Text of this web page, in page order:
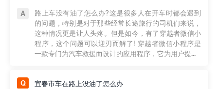
路上车没有油了怎么办?这是很多人在开车时都会遇到
的问题，特别是对于那些经常长途旅行的司机们来说，
这种情况更是让人头疼。但是如今，有了穿越者微信小
程序，这个问题可以迎刃而解了! 穿越者微信小程序是
一款专门为汽车救援而设计的应用程序，它为用户提...
宜春市车在路上没油了怎么办